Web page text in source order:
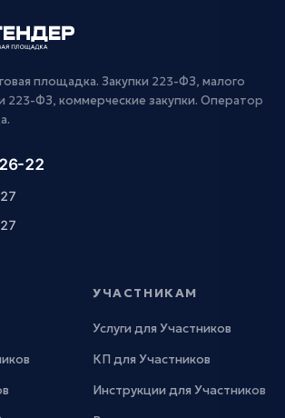
площадка. Закупки 223-ФЗ, малого
223-ФЗ, коммерческие закупки. Оператор
22
УЧАСТНИКАМ
Услуги для Участников
КП для Участников
Инструкции для Участников